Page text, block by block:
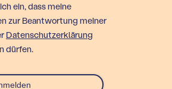
ein, dass meine
zur Beantwortung meiner
Datenschutzerklärung
dürfen.